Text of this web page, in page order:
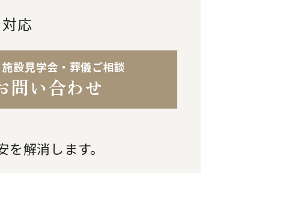
応
設見学会・葬儀ご相談
問い合わせ
を解消します。